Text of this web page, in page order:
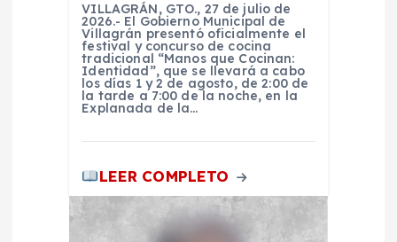
VILLAGRÁN, GTO., 27 de julio de
2026.- El Gobierno Municipal de
Villagrán presentó oficialmente el
festival y concurso de cocina
tradicional “Manos que Cocinan:
Identidad”, que se llevará a cabo
los días 1 y 2 de agosto, de 2:00 de
la tarde a 7:00 de la noche, en la
Explanada de la…
LEER COMPLETO